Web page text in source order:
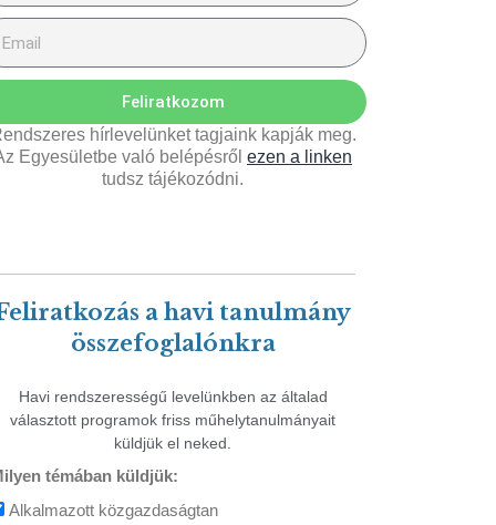
Feliratkozom
hírlevelünket tagjaink kapják meg.
Egyesületbe való belépésről ezen a linken
tudsz tájékozódni.
a havi tanulmány
összefoglalónkra
Havi rendszerességű levelünkben az általad
választott programok friss műhelytanulmányait
küldjük el neked.
témában küldjük:
Alkalmazott közgazdaságtan